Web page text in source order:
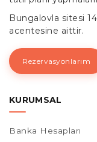
Bungalovla sitesi
acentesine aittir.
Rezervasyonlarım
KURUMSAL
Banka Hesapları